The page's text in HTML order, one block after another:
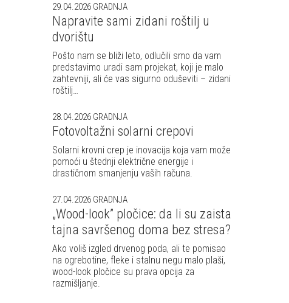
29.04.2026 GRADNJA
Napravite sami zidani roštilj u
dvorištu
Pošto nam se bliži leto, odlučili smo da vam
predstavimo uradi sam projekat, koji je malo
zahtevniji, ali će vas sigurno oduševiti – zidani
roštilj…
28.04.2026 GRADNJA
Fotovoltažni solarni crepovi
Solarni krovni crep je inovacija koja vam može
pomoći u štednji električne energije i
drastičnom smanjenju vaših računa.
27.04.2026 GRADNJA
„Wood-look” pločice: da li su zaista
tajna savršenog doma bez stresa?
Ako voliš izgled drvenog poda, ali te pomisao
na ogrebotine, fleke i stalnu negu malo plaši,
wood-look pločice su prava opcija za
razmišljanje.